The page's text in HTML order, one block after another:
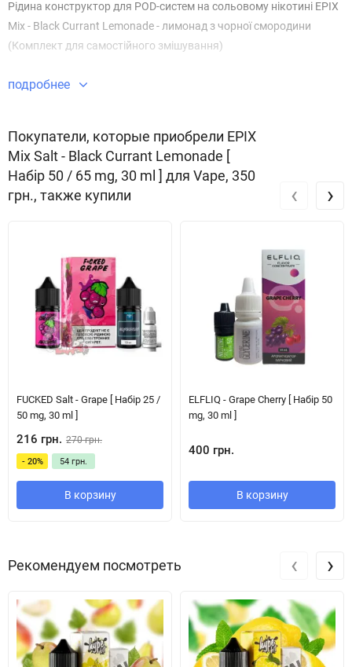
Рідина конструктор для POD-систем на сольовому нікотині EPIX
Mix - Black Currant Lemonade - лимонад з чорної смородини
(Комплект для самостійного змішування)
подробнее
Покупатели, которые приобрели EPIX
Mix Salt - Black Currant Lemonade [
Набір 50 / 65 mg, 30 ml ] для Vape, 350
грн., также купили
FUCKED Salt - Grape [ Набір 25 /
50 mg, 30 ml ]
216 грн. 270 грн.
- 20% 54 грн.
В корзину
ELFLIQ - Grape Cherry [ Набір 50
mg, 30 ml ]
400 грн.
В корзину
‹ ›
Рекомендуем посмотреть ‹ ›